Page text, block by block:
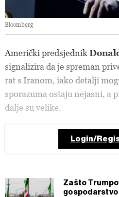
Bloomberg
Američki predsjednik
signalizira da je spreman
rat s Iranom, iako detalji
sporazuma ostaju nejasni, a
dalje su velike.
Login/
Zašto
gospodarstvo